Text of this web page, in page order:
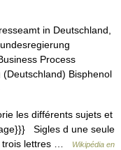
in Deutschland,
Process
Bisphenol
les différents sujets et
Sigles d une seule
trois lettres …
Wikipédia en